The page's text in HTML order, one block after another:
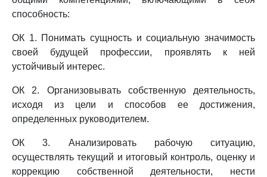
способность:
ОК 1. Понимать сущность и социальную значимость
своей будущей профессии, проявлять к ней
устойчивый интерес.
ОК 2. Организовывать собственную деятельность,
исходя из цели и способов ее достижения,
определенных руководителем.
ОК 3. Анализировать рабочую ситуацию,
осуществлять текущий и итоговый контроль, оценку и
коррекцию собственной деятельности, нести